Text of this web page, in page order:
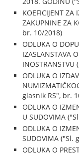
KOEFICIJENT ZA
ZAKUPNINE ZA
br. 10/2018)
ODLUKA O
IZASLANSTAVA
ODLUKA O
glasnik RS", br.
ODLUKA O
U SUDOVIMA
ODLUKA O
SUDOVIMA ("Sl.
ODLUKA O